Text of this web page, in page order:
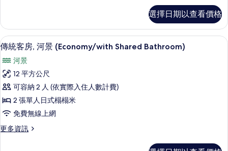
片
情
的
所
有
相
片
河
景
(Selected
at
Check-
In)
的
詳
情
選擇日期以查看價格
顯
示
傳
統
客
房,
景
傳統客房, 河景 (Economy/with
5
傳統客房, 河景 (Economy/with Shared Bathroom)
河景
12 平方公尺
可容納 2 人 (依實際入住人數計費)
2 張單人日式榻榻米
免費無線上網
更多資訊
更